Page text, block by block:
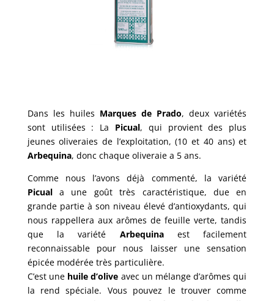
Dans les huiles Marques de Prado, deux variétés
sont utilisées : La Picual, qui provient des plus
jeunes oliveraies de l’exploitation, (10 et 40 ans) et
Arbequina, donc chaque oliveraie a 5 ans.
Comme nous l’avons déjà commenté, la variété
Picuala une goût très caractéristique, due en
grande partie à son niveau élevé d’antioxydants, qui
nous rappellera aux arômes de feuille verte, tandis
que la variété Arbequina est facilement
reconnaissable pour nous laisser une sensation
épicée modérée très particulière.
C’est une huile d’olive avec un mélange d’arômes qui
la rend spéciale. Vous pouvez le trouver comme